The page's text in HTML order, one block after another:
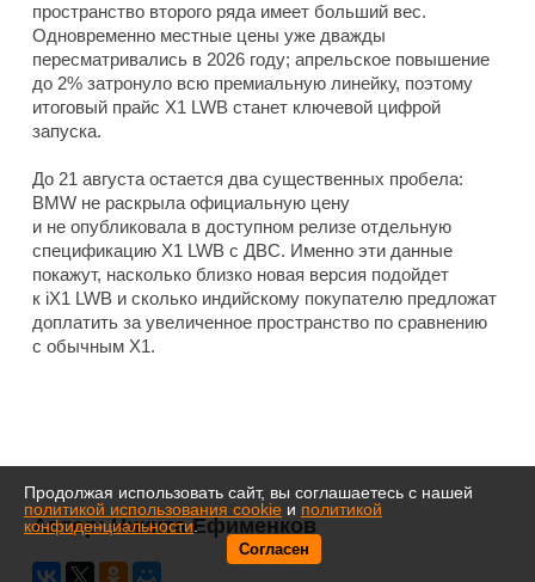
пространство второго ряда имеет больший вес.
Одновременно местные цены уже дважды
пересматривались в 2026 году; апрельское повышение
до 2% затронуло всю премиальную линейку, поэтому
итоговый прайс X1 LWB станет ключевой цифрой
запуска.
До 21 августа остается два существенных пробела:
BMW не раскрыла официальную цену
и не опубликовала в доступном релизе отдельную
спецификацию X1 LWB с ДВС. Именно эти данные
покажут, насколько близко новая версия подойдет
к iX1 LWB и сколько индийскому покупателю предложат
доплатить за увеличенное пространство по сравнению
с обычным X1.
Автор:Никита Ефименков
Продолжая использовать сайт, вы соглашаетесь с нашей
политикой использования cookie и политикой
конфиденциальности .
Согласен